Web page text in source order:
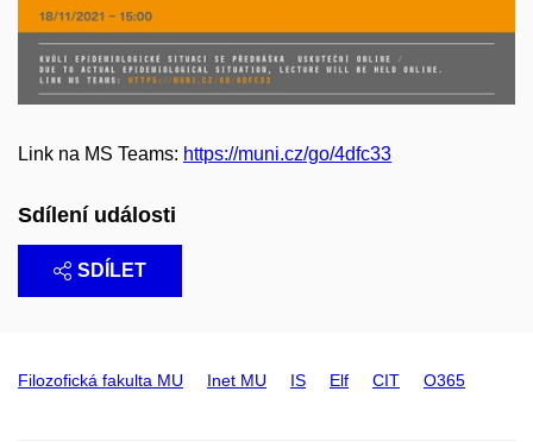
Link na MS Teams: https://muni.cz/go/4dfc33
Sdílení události
SDÍLET
Filozofická fakulta MU Inet MU IS Elf CIT O365